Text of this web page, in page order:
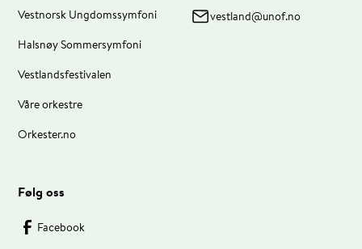
Vestnorsk Ungdomssymfoni
Halsnøy Sommersymfoni
Vestlandsfestivalen
Våre orkestre
Orkester.no
vestland@unof.no
Følg oss
Facebook